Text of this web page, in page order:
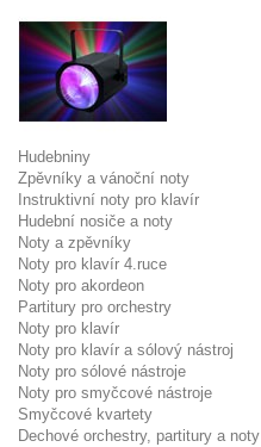
Hudebniny
Zpěvníky a vánoční noty
Instruktivní noty pro klavír
Hudební nosiče a noty
Noty a zpěvníky
Noty pro klavír 4.ruce
Noty pro akordeon
Partitury pro orchestry
Noty pro klavír
Noty pro klavír a sólový nástroj
Noty pro sólové nástroje
Noty pro smyčcové nástroje
Smyčcové kvartety
Dechové orchestry, partitury a noty